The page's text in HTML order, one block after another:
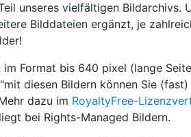
unseres vielfältigen Bildarchivs.
Bilddateien ergänzt, je
im Format bis 640 pixel (lange
diesen Bildern können Sie
dazu im RoyaltyFree-
bei Rights-Managed Bildern.